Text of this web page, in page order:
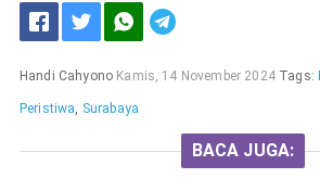
Handi Cahyono Kamis, 14 November 2024 Tags:
Peristiwa, Surabaya
BACA JUGA: